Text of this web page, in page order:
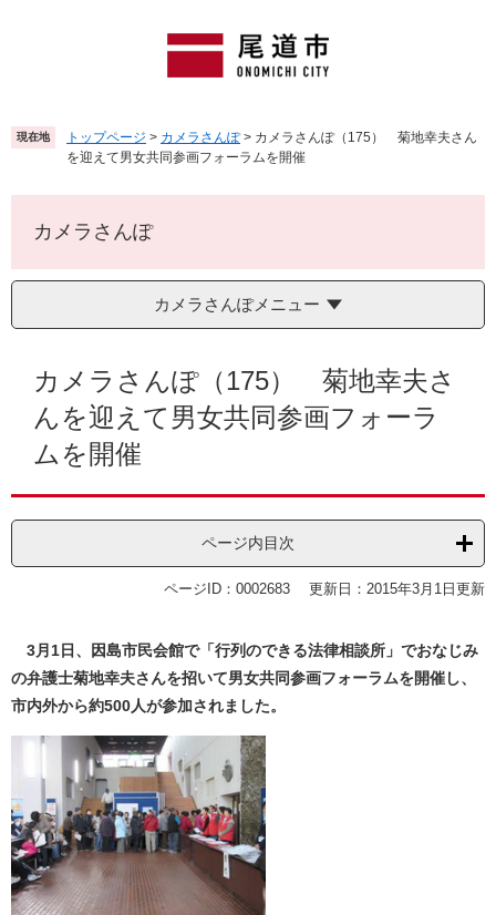
頭
で
。
飛
ば
て
へ
現在地 トップページ > カメラさんぽ > カメラさんぽ（175） 菊地幸夫さん
を迎えて男女共同参画フォーラムを開催
カメラさんぽ
カメラさんぽメニュー
カメラさんぽ（175） 菊地幸夫さ
んを迎えて男女共同参画フォーラ
ムを開催
ページ内目次
ページID：0002683 更新日：2015年3月1日更新
3月1日、因島市民会館で「行列のできる法律相談所」でおなじみ
の弁護士菊地幸夫さんを招いて男女共同参画フォーラムを開催し、
市内外から約500人が参加されました。